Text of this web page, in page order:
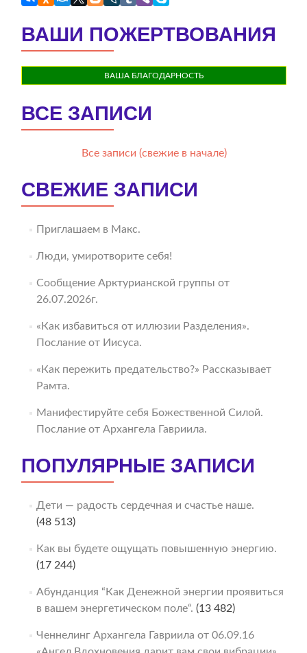
ВАШИ ПОЖЕРТВОВАНИЯ
ВАША БЛАГОДАРНОСТЬ
ВСЕ ЗАПИСИ
Все записи (свежие в начале)
СВЕЖИЕ ЗАПИСИ
Приглашаем в Макс.
Люди, умиротворите себя!
Сообщение Арктурианской группы от
26.07.2026г.
«Как избавиться от иллюзии Разделения».
Послание от Иисуса.
«Как пережить предательство?» Рассказывает
Рамта.
Манифестируйте себя Божественной Силой.
Послание от Архангела Гавриила.
ПОПУЛЯРНЫЕ ЗАПИСИ
Дети — радость сердечная и счастье наше.
(48 513)
Как вы будете ощущать повышенную энергию.
(17 244)
Абунданция “Как Денежной энергии проявиться
в вашем энергетическом поле“. (13 482)
Ченнелинг Архангела Гавриила от 06.09.16